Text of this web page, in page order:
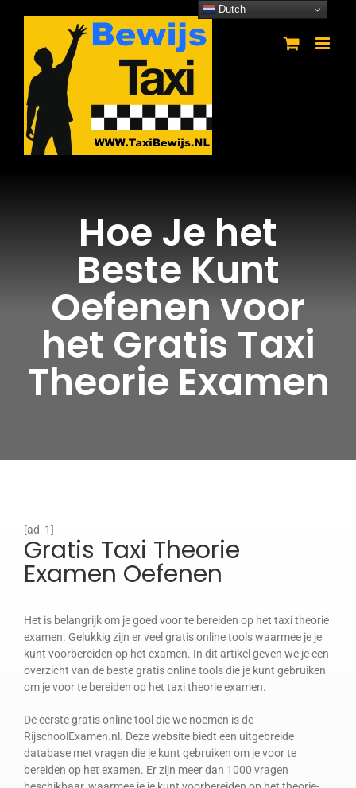
Hoe Je het
Beste Kunt
Oefenen voor
het Gratis Taxi
Theorie Examen
[ad_1]
Gratis Taxi Theorie
Examen Oefenen
Het is belangrijk om je goed voor te bereiden op het taxi theorie
examen. Gelukkig zijn er veel gratis online tools waarmee je je
kunt voorbereiden op het examen. In dit artikel geven we je een
overzicht van de beste gratis online tools die je kunt gebruiken
om je voor te bereiden op het taxi theorie examen.
De eerste gratis online tool die we noemen is de
RijschoolExamen.nl. Deze website biedt een uitgebreide
database met vragen die je kunt gebruiken om je voor te
bereiden op het examen. Er zijn meer dan 1000 vragen
Dutch